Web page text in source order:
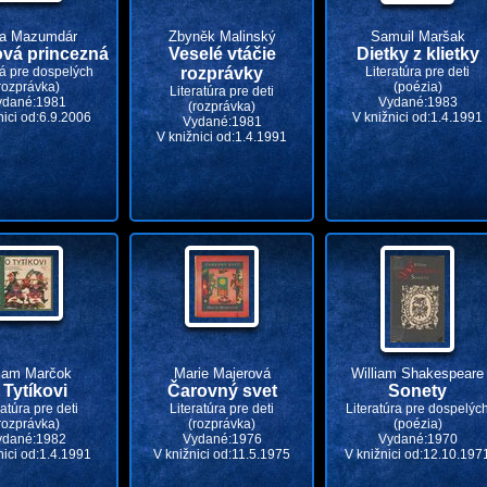
Mazumdár
princezná
pre dospelých
od:6.9.2006
Zbyněk Malinský
Veselé vtáčie
rozprávky
Literatúra pre deti
(rozprávka)
Vydané:1981
V knižnici od:1.4.1991
Samuil Maršak
Dietky z klietky
Literatúra pre deti
(poézia)
Vydané:1983
V knižnici od:1.4.1991
Marčok
Tytíkovi
pre deti
od:1.4.1991
Marie Majerová
Čarovný svet
Literatúra pre deti
(rozprávka)
Vydané:1976
V knižnici od:11.5.1975
William Shakespeare
Sonety
Literatúra pre
(poézia)
Vydané:1970
V knižnici